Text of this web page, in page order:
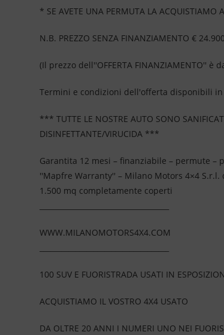
* SE AVETE UNA PERMUTA LA ACQUISTIAMO
N.B. PREZZO SENZA FINANZIAMENTO €
(Il prezzo dell''OFFERTA FINANZIAMENTO''
Termini e condizioni dell'offerta disponibili
*** TUTTE LE NOSTRE AUTO SONO
DISINFETTANTE/VIRUCIDA ***
Garantita 12 mesi – finanziabile – permute –
''Mapfre Warranty'' – Milano Motors 4×4
1.500 mq completamente coperti
WWW.MILANOMOTORS4X4.COM
100 SUV E FUORISTRADA USATI IN
ACQUISTIAMO IL VOSTRO 4X4 USATO
DA OLTRE 20 ANNI I NUMERI UNO NEI